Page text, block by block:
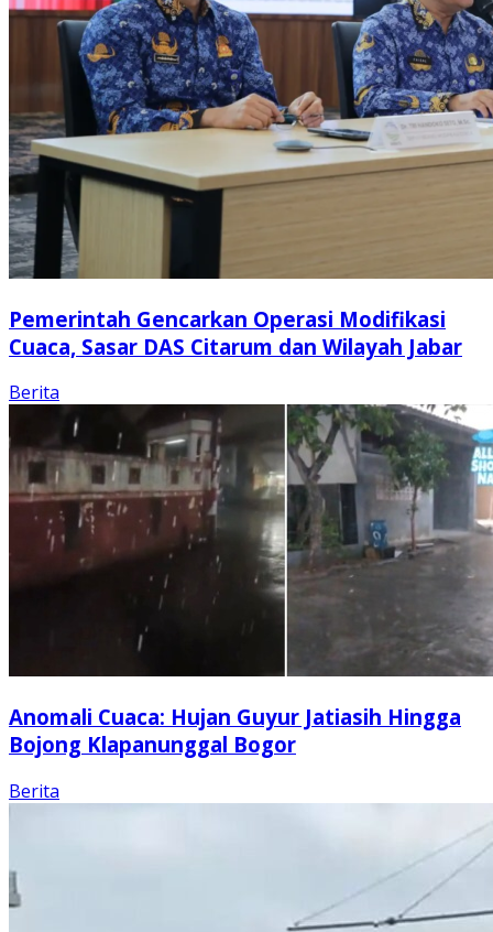
Pemerintah Gencarkan Operasi Modifikasi
Cuaca, Sasar DAS Citarum dan Wilayah Jabar
Berita
Anomali Cuaca: Hujan Guyur Jatiasih Hingga
Bojong Klapanunggal Bogor
Berita